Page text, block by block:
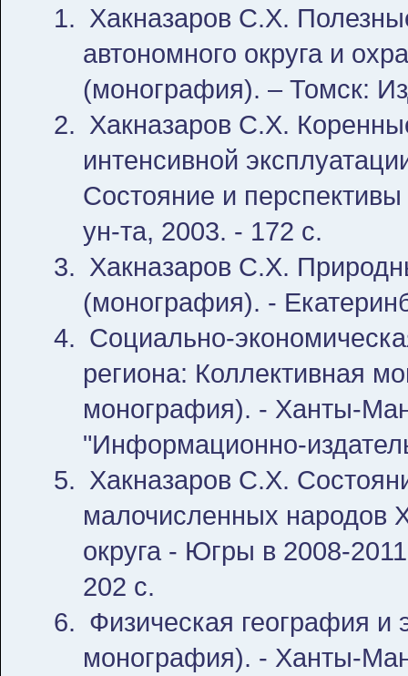
Хакназаров С.Х.
автономного округа и
(монография). – Томск:
Хакназаров С.Х.
интенсивной
Состояние и
ун-та, 2003. - 172 с.
Хакназаров С.Х.
(монография). -
Социально-
региона: Коллективная
монография). - Ханты-
"Информационно-
Хакназаров С.Х.
малочисленных народов
округа - Югры в 2008-
202 с.
Физическая география и
монография). - Ханты-